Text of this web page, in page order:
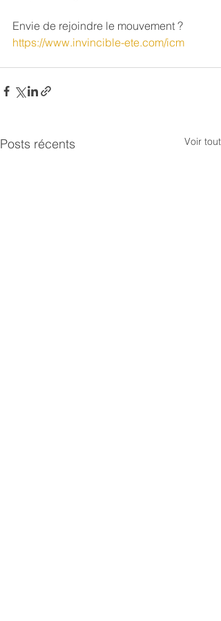
Envie de rejoindre le mouvement ?
https://www.invincible-ete.com/icm
Posts récents Voir tout